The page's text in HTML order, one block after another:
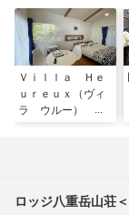
Ｖｉｌｌａ Ｈｅ
ｕｒｅｕｘ（ヴィ
ラ ウルー） ＜
ロッジ八重岳山荘